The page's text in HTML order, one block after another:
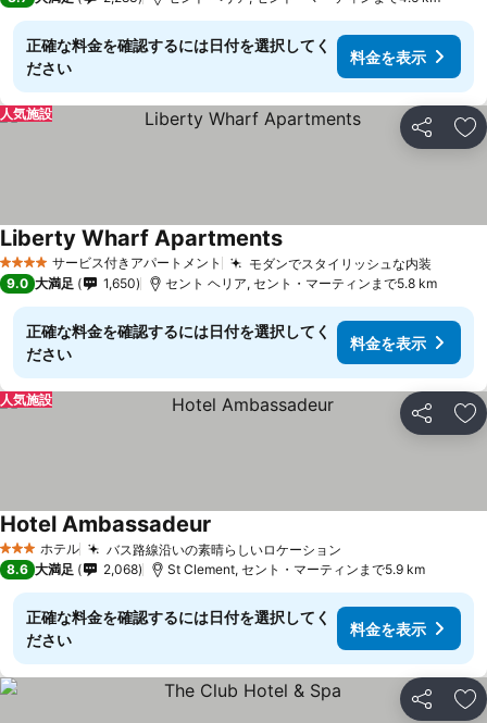
正確な料金を確認するには日付を選択してく
ださい
料金を表示
シェア お
人気施設
4 ホテルのランクサービス付きアパートメント モダンでスタイリッシュな内装
Liberty Wharf Apartments
9.0 大満足 1,650 セント ヘリア, セント・マーティンまで5.8 km
正確な料金を確認するには日付を選択してく
ださい
料金を表示
シェア お
人気施設
3 ホテルのランク
ホテル バス路線沿いの素晴らしいロケーション
Hotel Ambassadeur
8.6 大満足 2,068 St Clement, セント・マーティンまで5.9 km
正確な料金を確認するには日付を選択してく
ださい
料金を表示
シェア お